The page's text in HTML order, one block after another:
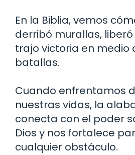
En la Biblia, vemos
derribó murallas,
trajo victoria en medio
batallas.
Cuando enfrentamos
nuestras vidas, la
conecta con el poder
Dios y nos fortalece
cualquier obstáculo.